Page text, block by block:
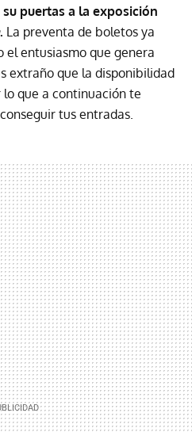
puertas a la exposición
. La preventa de boletos ya
el entusiasmo que genera
extraño que la disponibilidad
que a continuación te
tus entradas.